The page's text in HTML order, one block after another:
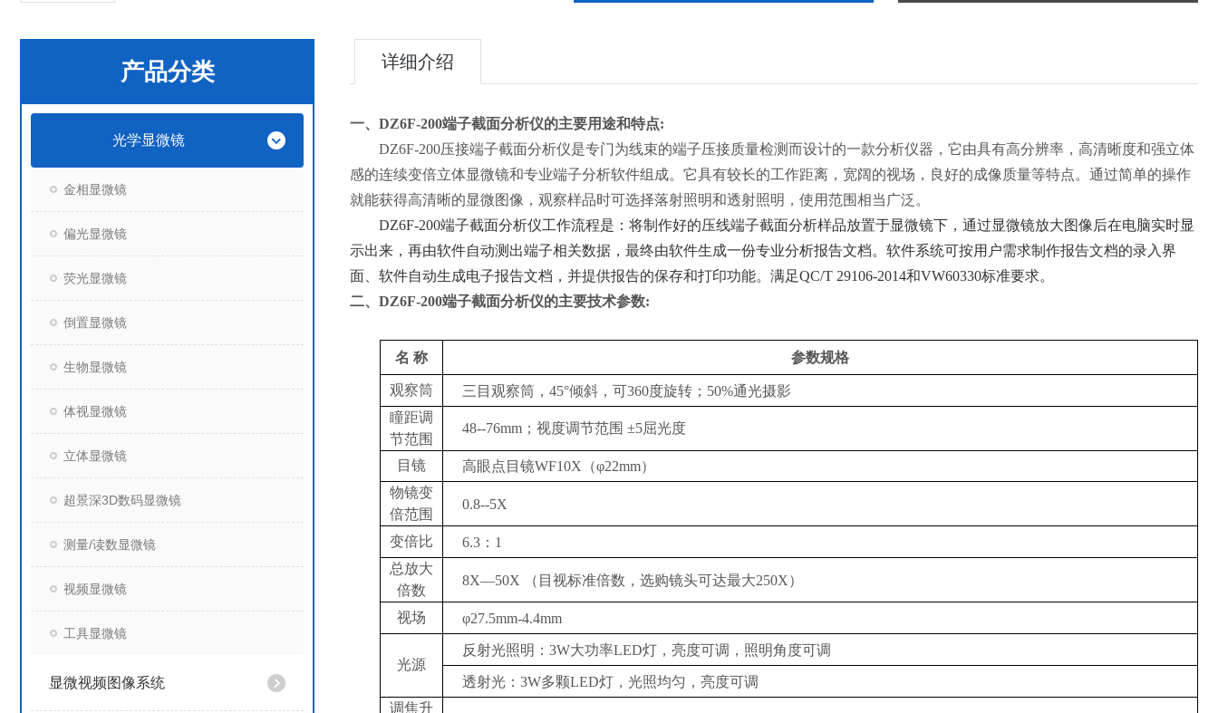
产品分类
光学显微镜
金相显微镜
偏光显微镜
荧光显微镜
倒置显微镜
生物显微镜
体视显微镜
立体显微镜
超景深3D数码显微镜
测量/读数显微镜
视频显微镜
工具显微镜
显微视频图像系统
详细介绍
一、 DZ6F-200端子截面分析仪的主要用途和特点:
DZ6F-200压接端子截面分析仪是专门为线束的端子压接质量检测而设计的一款分析仪器，它由具有高分辨率，高清晰度和强立体
感的连续变倍立体显微镜和专业端子分析软件组成。它具有较长的工作距离，宽阔的视场，良好的成像质量等特点。通过简单的操作
就能获得高清晰的显微图像，观察样品时可选择落射照明和透射照明，使用范围相当广泛。
DZ6F-200端子截面分析仪工作流程是：将制作好的压线端子截面分析样品放置于显微镜下，通过显微镜放大图像后在电脑实时显
示出来，再由软件自动测出端子相关数据，最终由软件生成一份专业分析报告文档。软件系统可按用户需求制作报告文档的录入界
面、软件自动生成电子报告文档，并提供报告的保存和打印功能。满足QC/T 29106-2014和VW60330标准要求。
二、 DZ6F-200端子截面分析仪的主要技术参数:
名 称 参数规格
观察筒 三目观察筒， 45°倾斜，可360度旋转；50%通光摄影
瞳距调
节范围
48--76mm；视度调节范围 ±5屈光度
目镜 高眼点目镜WF10X（φ22mm）
物镜变
倍范围
0.8--5X
变倍比
6.3：1
总放大
倍数
8X—50X （目视标准倍数，选购镜头可达最大250X）
视场 φ27.5mm-4.4mm
光源
反射光照明： 3W大功率LED灯，亮度可调，照明角度可调
透射光： 3W多颗LED灯，光照均匀，亮度可调
调焦升